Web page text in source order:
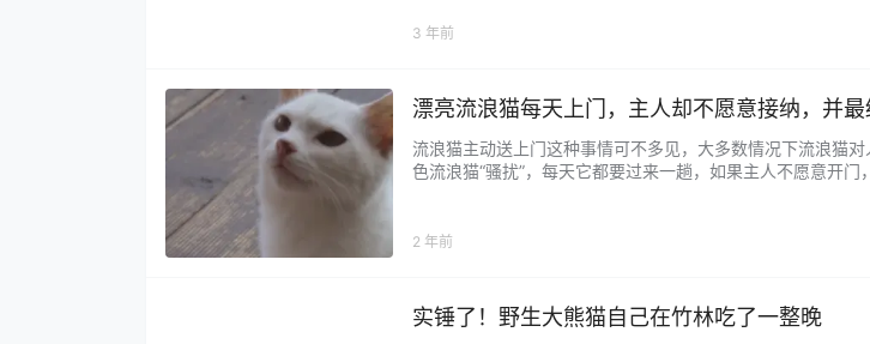
3 年前
漂亮流浪猫每天上门，主人却不愿意接纳，并
流浪猫主动送上门这种事情可不多见，大多数情况下流浪猫
色流浪猫“骚扰”，每天它都要过来一趟，如果主人不愿意开
2 年前
实锤了！野生大熊猫自己在竹林吃了一整晚